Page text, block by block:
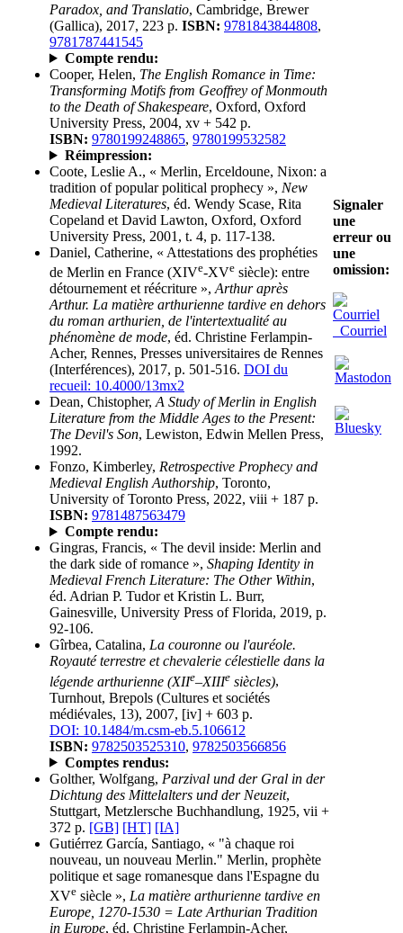
Paradox, and Translatio, Cambridge, Brewer
(Gallica), 2017, 223 p. ISBN: 9781843844808,
9781787441545
Compte rendu:
Cooper, Helen, The English Romance in Time:
Transforming Motifs from Geoffrey of Monmouth
to the Death of Shakespeare, Oxford, Oxford
University Press, 2004, xv + 542 p.
ISBN: 9780199248865, 9780199532582
Réimpression:
Coote, Leslie A., « Merlin, Erceldoune, Nixon: a
tradition of popular political prophecy », New
Medieval Literatures, éd. Wendy Scase, Rita
Copeland et David Lawton, Oxford, Oxford
University Press, 2001, t. 4, p. 117-138.
Daniel, Catherine, « Attestations des prophéties
de Merlin en France (XIVe-XVe siècle): entre
détournement et réécriture », Arthur après
Arthur. La matière arthurienne tardive en dehors
du roman arthurien, de l'intertextualité au
phénomène de mode, éd. Christine Ferlampin-
Acher, Rennes, Presses universitaires de Rennes
(Interférences), 2017, p. 501-516. DOI du
recueil: 10.4000/13mx2
Dean, Chistopher, A Study of Merlin in English
Literature from the Middle Ages to the Present:
The Devil's Son, Lewiston, Edwin Mellen Press,
1992.
Fonzo, Kimberley, Retrospective Prophecy and
Medieval English Authorship, Toronto,
University of Toronto Press, 2022, viii + 187 p.
ISBN: 9781487563479
Compte rendu:
Gingras, Francis, « The devil inside: Merlin and
the dark side of romance », Shaping Identity in
Medieval French Literature: The Other Within,
éd. Adrian P. Tudor et Kristin L. Burr,
Gainesville, University Press of Florida, 2019, p.
92-106.
Gîrbea, Catalina, La couronne ou l'auréole.
Royauté terrestre et chevalerie célestielle dans la
légende arthurienne (XIIe–XIIIe siècles),
Turnhout, Brepols (Cultures et sociétés
médiévales, 13), 2007, [iv] + 603 p.
DOI: 10.1484/m.csm-eb.5.106612
ISBN: 9782503525310, 9782503566856
Comptes rendus:
Golther, Wolfgang, Parzival und der Gral in der
Dichtung des Mittelalters und der Neuzeit,
Stuttgart, Metzlersche Buchhandlung, 1925, vii +
372 p. [GB] [HT] [IA]
Gutiérrez García, Santiago, « "à chaque roi
nouveau, un nouveau Merlin." Merlin, prophète
politique et sage romanesque dans l'Espagne du
XVe siècle », La matière arthurienne tardive en
Europe, 1270-1530 = Late Arthurian Tradition
in Europe, éd. Christine Ferlampin-Acher,
Signaler
une
erreur ou
une
omission:
Courriel